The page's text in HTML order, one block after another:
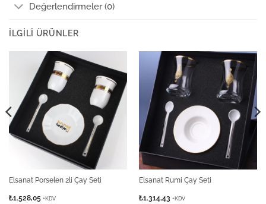
Değerlendirmeler (0)
İLGILI ÜRÜNLER
Elsanat Porselen 2li Çay Seti
₺1.528,05 +KDV
Elsanat Rumi Çay Seti
₺1.314,43 +KDV